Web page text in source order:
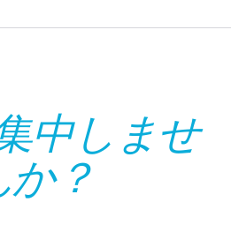
中しませ
か？